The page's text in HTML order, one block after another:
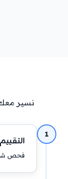
نسير
1
فحص